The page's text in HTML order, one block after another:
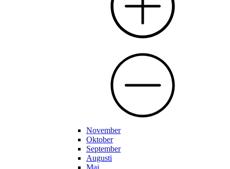
November
Oktober
September
Augusti
Maj